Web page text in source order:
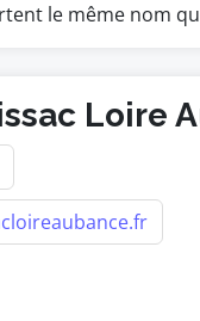
le même nom
Loire